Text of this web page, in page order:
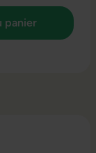
quantité
panier